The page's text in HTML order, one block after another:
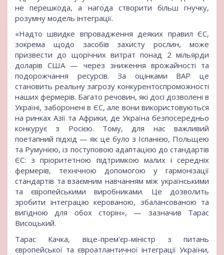
не перешкода, а нагода створити більш гнучку,
розумну модель інтеграції.
«Надто швидке впровадження деяких правил ЄС,
зокрема щодо засобів захисту рослин, може
призвести до щорічних витрат понад 2 мільярди
доларів США — через зниження врожайності та
подорожчання ресурсів. За оцінками ВАР це
становить реальну загрозу конкурентоспроможності
наших фермерів. Багато речовин, які досі дозволені в
Україні, заборонені в ЄС, але вони використовуються
на ринках Азії та Африки, де Україна безпосередньо
конкурує з Росією. Тому, для нас важливий
поетапний підхід — як це було з Іспанією, Польщею
та Румунією, із поступовою адаптацією до стандартів
ЄС: з пріоритетною підтримкою малих і середніх
фермерів, технічною допомогою у гармонізації
стандартів та взаємним навчанням між українськими
та європейськими виробниками. Це дозволить
зробити інтеграцію керованою, збалансованою та
вигідною для обох сторін», — зазначив Тарас
Висоцький.
Тарас Качка, віце-прем'єр-міністр з питань
європейської та євроатлантичної інтеграції України,